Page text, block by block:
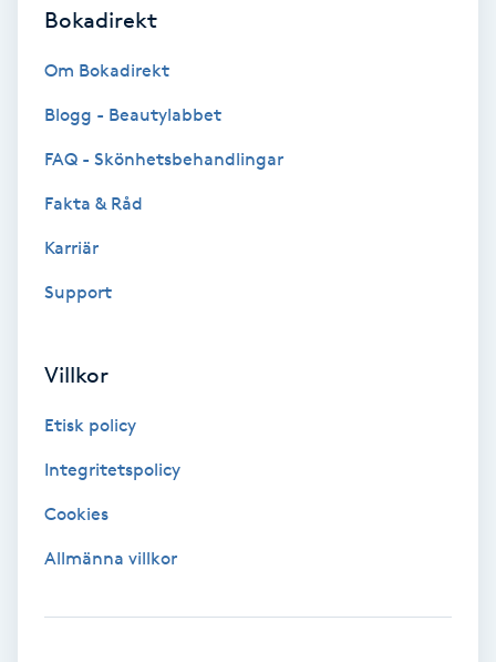
Coachning
Cryoterapi
Bokadirekt
Om Bokadirekt
Blogg - Beautylabbet
FAQ - Skönhetsbehandlingar
Fakta & Råd
Karriär
Support
Villkor
Etisk policy
Integritetspolicy
Cookies
Allmänna villkor